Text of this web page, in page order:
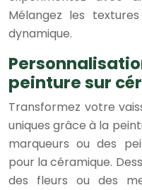
Mélangez les
dynamique.
peinture sur
Transformez votre
uniques grâce à la
marqueurs ou des
pour la céramique.
des fleurs ou des